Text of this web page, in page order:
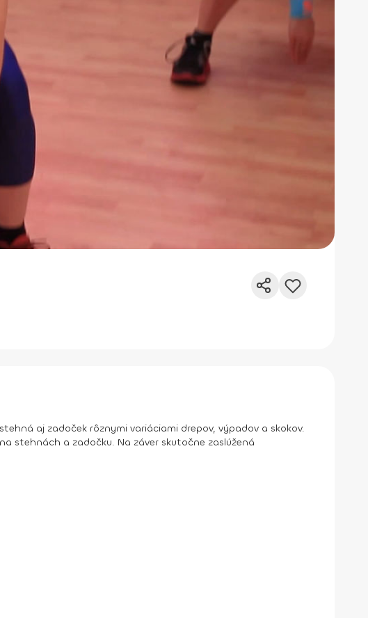
aj zadoček rôznymi variáciami drepov, výpadov a skokov.
stehnách a zadočku. Na záver skutočne zaslúžená